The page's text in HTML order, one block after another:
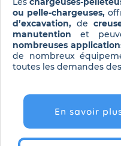
ou pelle-chargeuses,
d’excavation, de
manutention et
nombreuses
de nombreux
toutes les demandes des
En savoir